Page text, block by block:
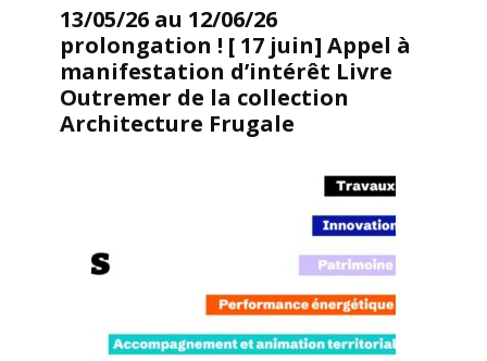
13/05/26 au 12/06/26
prolongation ! [ 17 juin] Appel à
manifestation d’intérêt Livre
Outremer de la collection
Architecture Frugale